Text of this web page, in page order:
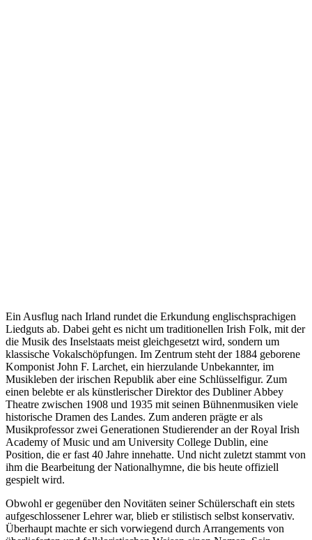
Ein Ausflug nach Irland rundet die Erkundung englischsprachigen
Liedguts ab. Dabei geht es nicht um traditionellen Irish Folk, mit der
die Musik des Inselstaats meist gleichgesetzt wird, sondern um
klassische Vokalschöpfungen. Im Zentrum steht der 1884 geborene
Komponist John F. Larchet, ein hierzulande Unbekannter, im
Musikleben der irischen Republik aber eine Schlüsselfigur. Zum
einen belebte er als künstlerischer Direktor des Dubliner Abbey
Theatre zwischen 1908 und 1935 mit seinen Bühnenmusiken viele
historische Dramen des Landes. Zum anderen prägte er als
Musikprofessor zwei Generationen Studierender an der Royal Irish
Academy of Music und am University College Dublin, eine
Position, die er fast 40 Jahre innehatte. Und nicht zuletzt stammt von
ihm die Bearbeitung der Nationalhymne, die bis heute offiziell
gespielt wird.
Obwohl er gegenüber den Novitäten seiner Schülerschaft ein stets
aufgeschlossener Lehrer war, blieb er stilistisch selbst konservativ.
Überhaupt machte er sich vorwiegend durch Arrangements von